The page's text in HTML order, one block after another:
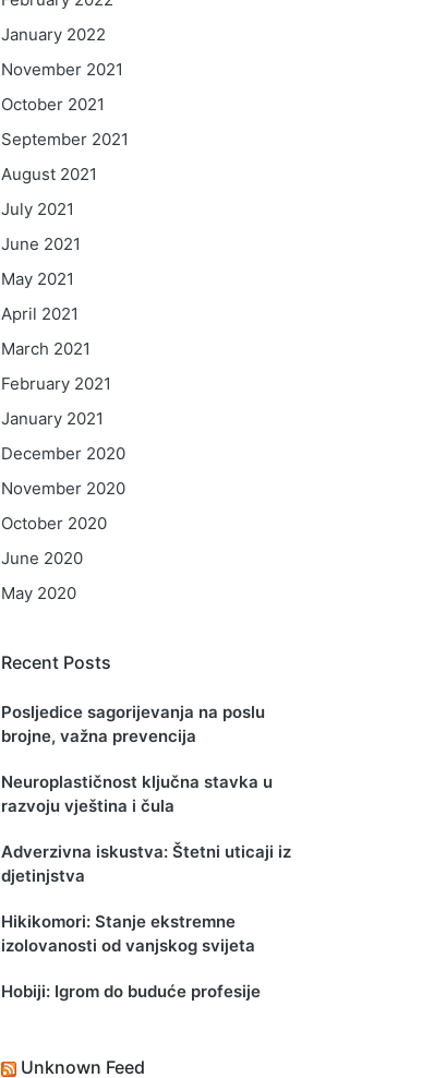
January 2022
November 2021
October 2021
September 2021
August 2021
July 2021
June 2021
May 2021
April 2021
March 2021
February 2021
January 2021
December 2020
November 2020
October 2020
June 2020
May 2020
Recent Posts
Posljedice sagorijevanja na poslu
brojne, važna prevencija
Neuroplastičnost ključna stavka u
razvoju vještina i čula
Adverzivna iskustva: Štetni uticaji iz
djetinjstva
Hikikomori: Stanje ekstremne
izolovanosti od vanjskog svijeta
Hobiji: Igrom do buduće profesije
Unknown Feed